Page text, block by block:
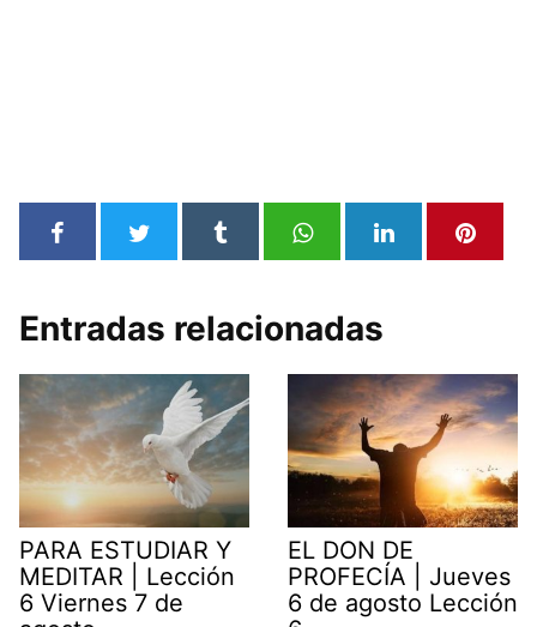
Entradas relacionadas
PARA ESTUDIAR Y
MEDITAR | Lección
6 Viernes 7 de
EL DON DE
PROFECÍA | Jueves
6 de agosto Lección